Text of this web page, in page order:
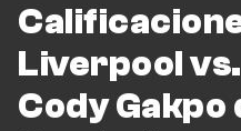
Liverpool
Cody